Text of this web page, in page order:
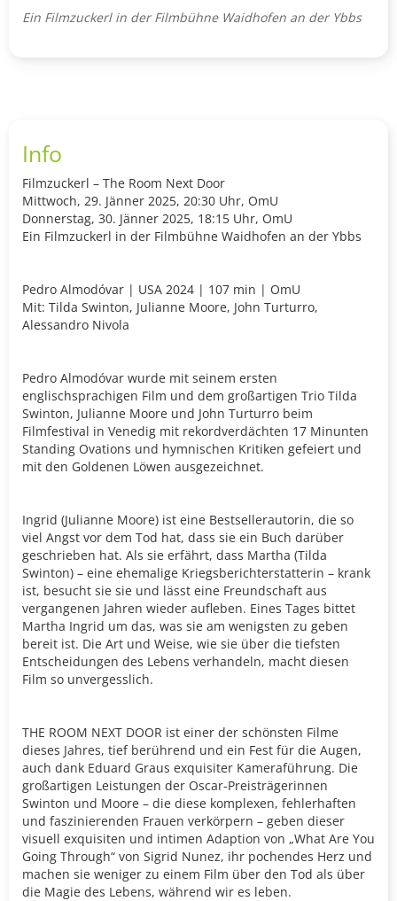
Ein Filmzuckerl in der Filmbühne Waidhofen an der Ybbs
Info
Filmzuckerl – The Room Next Door
Mittwoch, 29. Jänner 2025, 20:30 Uhr, OmU
Donnerstag, 30. Jänner 2025, 18:15 Uhr, OmU
Ein Filmzuckerl in der Filmbühne Waidhofen an der Ybbs
Pedro Almodóvar | USA 2024 | 107 min | OmU
Mit: Tilda Swinton, Julianne Moore, John Turturro,
Alessandro Nivola
Pedro Almodóvar wurde mit seinem ersten
englischsprachigen Film und dem großartigen Trio Tilda
Swinton, Julianne Moore und John Turturro beim
Filmfestival in Venedig mit rekordverdächten 17 Minunten
Standing Ovations und hymnischen Kritiken gefeiert und
mit den Goldenen Löwen ausgezeichnet.
Ingrid (Julianne Moore) ist eine Bestsellerautorin, die so
viel Angst vor dem Tod hat, dass sie ein Buch darüber
geschrieben hat. Als sie erfährt, dass Martha (Tilda
Swinton) – eine ehemalige Kriegsberichterstatterin – krank
ist, besucht sie sie und lässt eine Freundschaft aus
vergangenen Jahren wieder aufleben. Eines Tages bittet
Martha Ingrid um das, was sie am wenigsten zu geben
bereit ist. Die Art und Weise, wie sie über die tiefsten
Entscheidungen des Lebens verhandeln, macht diesen
Film so unvergesslich.
THE ROOM NEXT DOOR ist einer der schönsten Filme
dieses Jahres, tief berührend und ein Fest für die Augen,
auch dank Eduard Graus exquisiter Kameraführung. Die
großartigen Leistungen der Oscar-Preisträgerinnen
Swinton und Moore – die diese komplexen, fehlerhaften
und faszinierenden Frauen verkörpern – geben dieser
visuell exquisiten und intimen Adaption von „What Are You
Going Through“ von Sigrid Nunez, ihr pochendes Herz und
machen sie weniger zu einem Film über den Tod als über
die Magie des Lebens, während wir es leben.